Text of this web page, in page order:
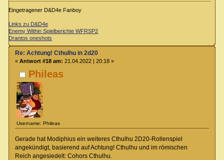
Eingetragener D&D4e Fanboy
Links zu D&D4e
Enemy Within Spielberichte WFRSP2
Drantos oneshots
Phileas
Username: Phileas
Re: Achtung! Cthulhu in 2d20
« Antwort #18 am: 21.04.2022 | 20:18 »
Gerade hat Modiphius ein weiteres Cthulhu 2D20-Rollenspiel
angekündigt, basierend auf Achtung! Cthulhu und im römischen
Reich angesiedelt: Cohors Cthulhu.